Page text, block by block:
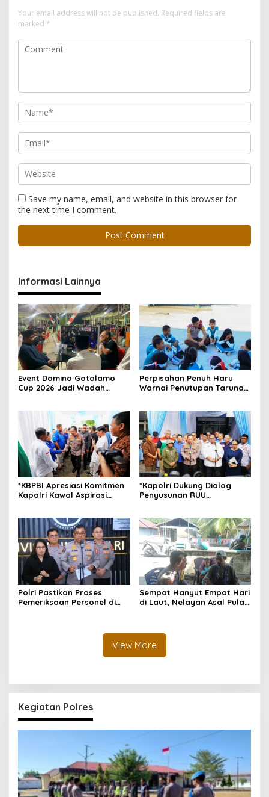
Your email address will not be published. Required fields are
marked *
Save my name, email, and website in this browser for
the next time I comment.
Informasi Lainnya
Event Domino Gotalamo
Cup 2026 Jadi Wadah
Morotai
Perpisahan Penuh Haru
Warnai Penutupan Taruna
*KBPBI Apresiasi Komitmen
Kapolri Kawal Aspirasi
*Kapolri Dukung Dialog
Penyusunan RUU
Polri Pastikan Proses
Pemeriksaan Personel di
Sempat Hanyut Empat Hari
di Laut, Nelayan Asal Pulau
View More
Kegiatan Polres